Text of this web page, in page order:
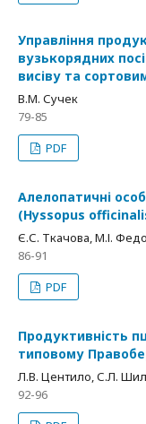
Управління
вузькорядних
висіву та
В.М. Сучек
79-85
PDF
Алелопатичні
(Hyssopus
Є.С. Ткачова, М.І.
86-91
PDF
Продуктивність
типовому
Л.В. Центило, С.Л.
92-96